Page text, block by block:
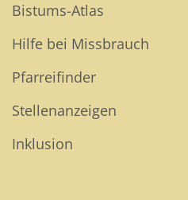
Bistums-Atlas
Hilfe bei Missbrauch
Pfarreifinder
Stellenanzeigen
Inklusion